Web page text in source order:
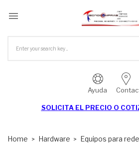

Ayuda
SOLICITA EL PRECIO O
Home Hardware
Equipos para